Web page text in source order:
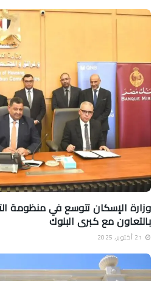
وزارة الإسكان تتوسع في منظومة
بالتعاون مع كبرى البنوك